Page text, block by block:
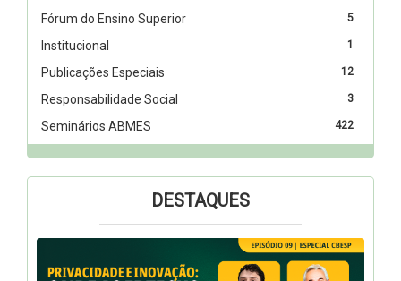
5
Fórum do Ensino Superior
1
Institucional
12
Publicações Especiais
3
Responsabilidade Social
422
Seminários ABMES
DESTAQUES